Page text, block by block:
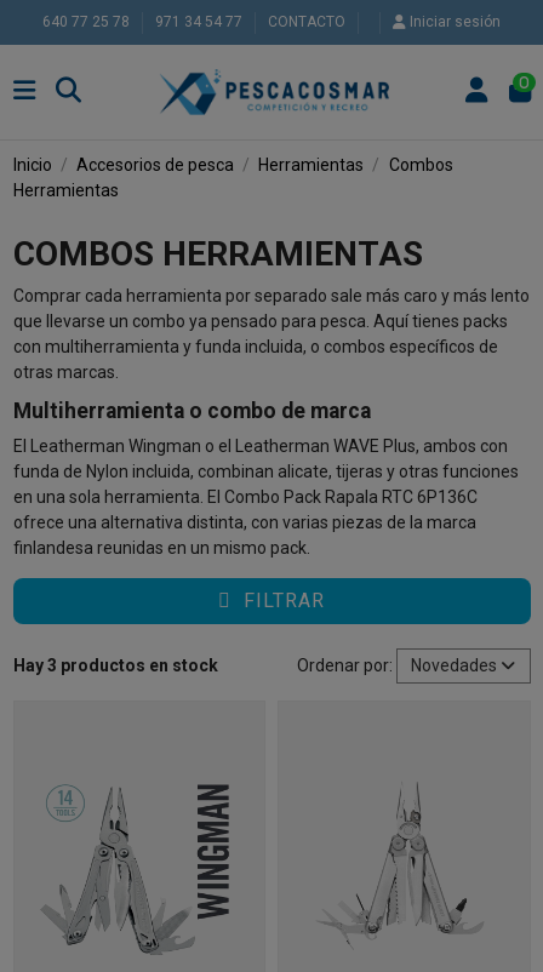
640 77 25 78 971 34 54 77 CONTACTO Iniciar sesión
0
Inicio Accesorios de pesca Herramientas
Combos
Herramientas
COMBOS HERRAMIENTAS
Comprar cada herramienta por separado sale más caro y más lento
que llevarse un combo ya pensado para pesca. Aquí tienes packs
con multiherramienta y funda incluida, o combos específicos de
otras marcas.
Multiherramienta o combo de marca
El Leatherman Wingman o el Leatherman WAVE Plus, ambos con
funda de Nylon incluida, combinan alicate, tijeras y otras funciones
en una sola herramienta. El Combo Pack Rapala RTC 6P136C
ofrece una alternativa distinta, con varias piezas de la marca
finlandesa reunidas en un mismo pack.
FILTRAR
Hay 3 productos en stock Ordenar por: Novedades